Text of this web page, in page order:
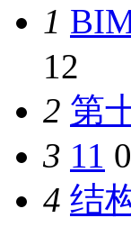
1
12
2 第
3 11
4 结